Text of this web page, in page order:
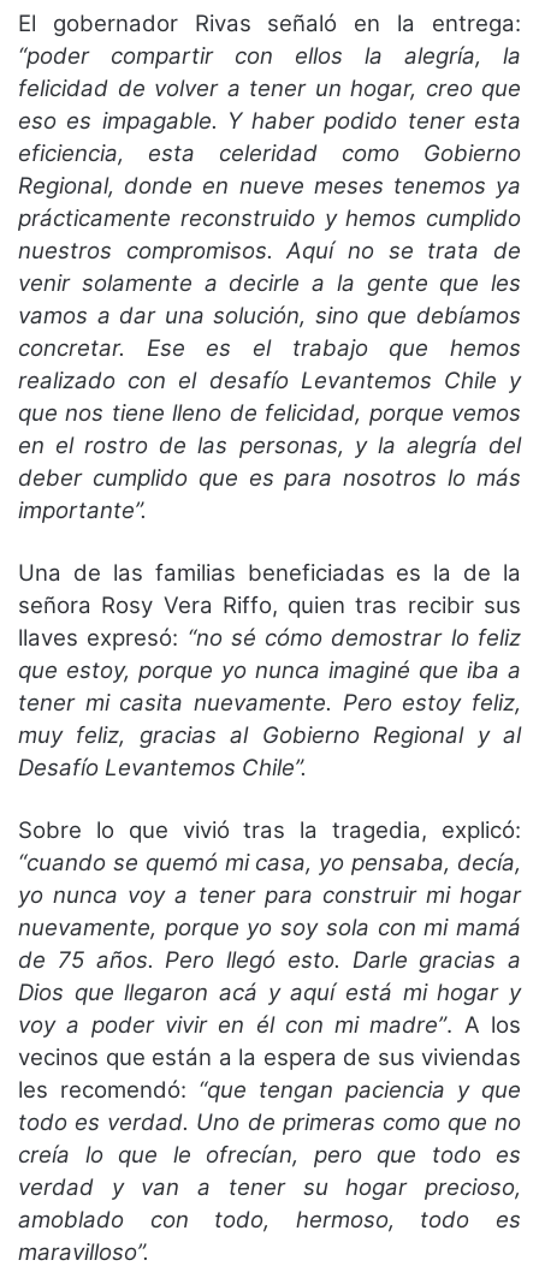
El gobernador Rivas señaló en la entrega:
“poder compartir con ellos la alegría, la
felicidad de volver a tener un hogar, creo que
eso es impagable. Y haber podido tener esta
eficiencia, esta celeridad como Gobierno
Regional, donde en nueve meses tenemos ya
prácticamente reconstruido y hemos cumplido
nuestros compromisos. Aquí no se trata de
venir solamente a decirle a la gente que les
vamos a dar una solución, sino que debíamos
concretar. Ese es el trabajo que hemos
realizado con el desafío Levantemos Chile y
que nos tiene lleno de felicidad, porque vemos
en el rostro de las personas, y la alegría del
deber cumplido que es para nosotros lo más
importante”.
Una de las familias beneficiadas es la de la
señora Rosy Vera Riffo, quien tras recibir sus
llaves expresó: “no sé cómo demostrar lo feliz
que estoy, porque yo nunca imaginé que iba a
tener mi casita nuevamente. Pero estoy feliz,
muy feliz, gracias al Gobierno Regional y al
Desafío Levantemos Chile”.
Sobre lo que vivió tras la tragedia, explicó:
“cuando se quemó mi casa, yo pensaba, decía,
yo nunca voy a tener para construir mi hogar
nuevamente, porque yo soy sola con mi mamá
de 75 años. Pero llegó esto. Darle gracias a
Dios que llegaron acá y aquí está mi hogar y
voy a poder vivir en él con mi madre”. A los
vecinos que están a la espera de sus viviendas
les recomendó: “que tengan paciencia y que
todo es verdad. Uno de primeras como que no
creía lo que le ofrecían, pero que todo es
verdad y van a tener su hogar precioso,
amoblado con todo, hermoso, todo es
maravilloso”.